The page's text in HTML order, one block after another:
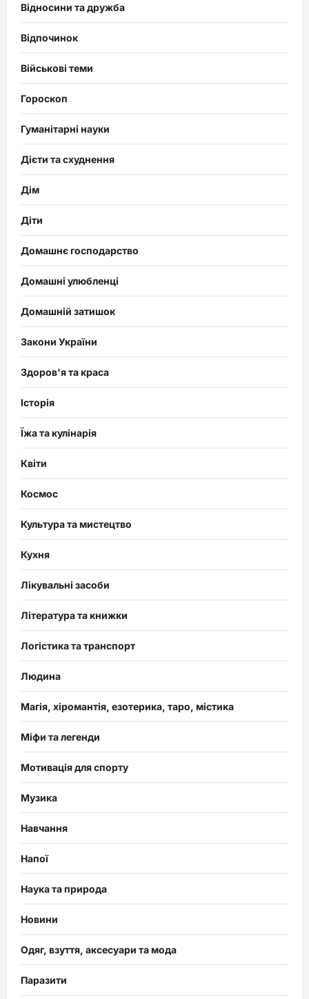
Відносини та дружба
Відпочинок
Військові теми
Гороскоп
Гуманітарні науки
Дієти та схуднення
Дім
Діти
Домашнє господарство
Домашні улюбленці
Домашній затишок
Закони України
Здоров'я та краса
Історія
Їжа та кулінарія
Квіти
Космос
Культура та мистецтво
Кухня
Лікувальні засоби
Література та книжки
Логістика та транспорт
Людина
Магія, хіромантія, езотерика, таро, містика
Міфи та легенди
Мотивація для спорту
Музика
Навчання
Напої
Наука та природа
Новини
Одяг, взуття, аксесуари та мода
Паразити